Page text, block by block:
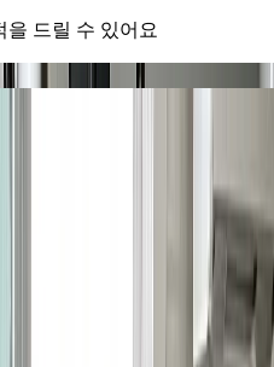
을 드릴 수 있어요
파구 (잠실, 삼전, 석촌, 문정,
서비스 제공 지역
견적 안내를 위해 연락